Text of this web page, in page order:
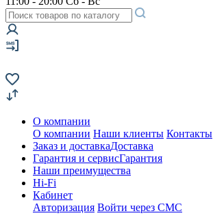
О компании
О компании Наши клиенты Контакты
Заказ и доставкаДоставка
Гарантия и сервисГарантия
Наши преимущества
Hi-Fi
Кабинет
Авторизация Войти через СМС